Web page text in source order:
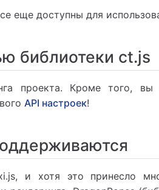
еще доступны для
библиотеки ct.js
проекта. Кроме того, вы
API настроек!
и хотя это принесло